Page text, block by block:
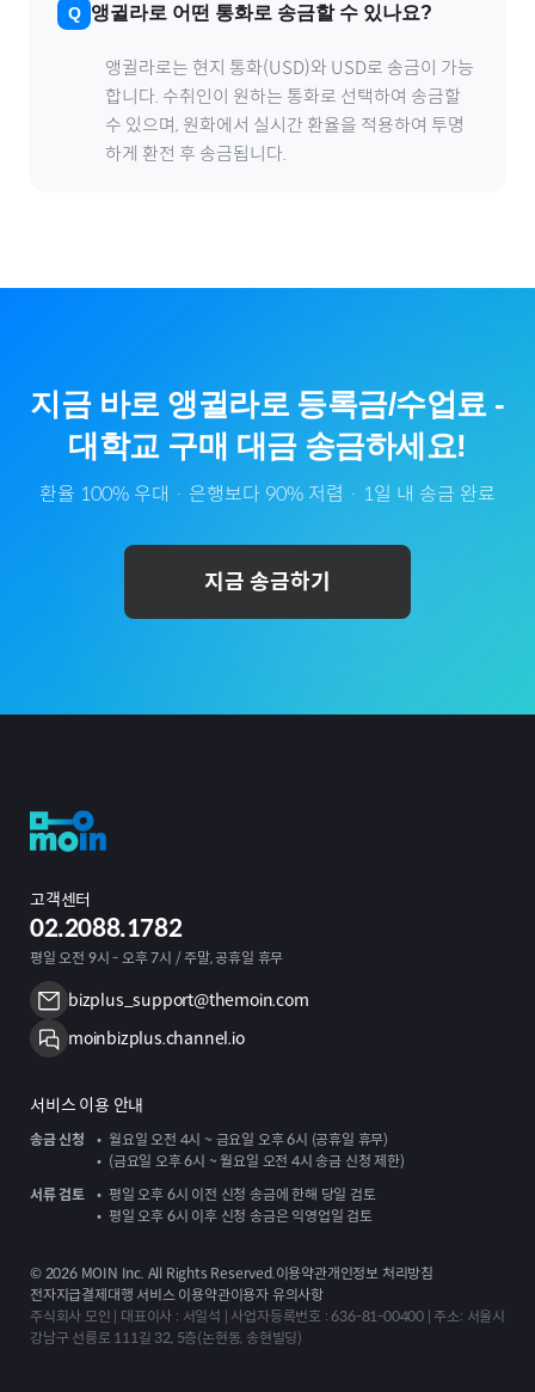
앵귈라로 어떤 통화로 송금할 수 있나요?
앵귈라로는 현지 통화(USD)와 USD로 송금이 가능
합니다. 수취인이 원하는 통화로 선택하여 송금할
수 있으며, 원화에서 실시간 환율을 적용하여 투명
하게 환전 후 송금됩니다.
지금 바로 앵귈라로 등록금/수업료-
대학교구매 대금 송금하세요!
환율 100% 우대 · 은행보다 90% 저렴 · 1일 내 송금 완료
지금 송금하기
고객센터
02.2088.1782
평일 오전 9시 - 오후 7시 / 주말, 공휴일 휴무
bizplus_support@themoin.com
moinbizplus.channel.io
서비스 이용 안내
송금 신청
월요일 오전 4시 ~ 금요일 오후 6시 (공휴일 휴무)
(금요일 오후 6시 ~ 월요일 오전 4시 송금 신청 제한)
서류 검토
평일 오후 6시 이전 신청 송금에 한해 당일 검토
평일 오후 6시 이후 신청 송금은 익영업일 검토
© 2026MOIN Inc. All Rights Reserved.이용약관개인정보 처리방침
전자지급결제대행 서비스 이용약관이용자 유의사항
주식회사 모인 | 대표이사 : 서일석 | 사업자등록번호 : 636-81-00400 | 주소: 서울시
강남구 선릉로 111길 32, 5층(논현동, 송현빌딩)